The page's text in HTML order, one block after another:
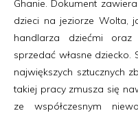
Ghanie. Dokument
dzieci na jeziorze Wolta,
handlarza dziećmi
sprzedać własne dziecko.
największych sztucznych
takiej pracy zmusza się
ze współczesnym